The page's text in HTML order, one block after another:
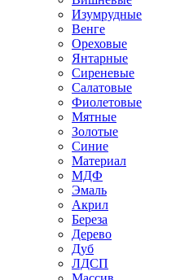
Изумрудные
Венге
Ореховые
Янтарные
Сиреневые
Салатовые
Фиолетовые
Мятные
Золотые
Синие
Материал
МДФ
Эмаль
Акрил
Береза
Дерево
Дуб
ЛДСП